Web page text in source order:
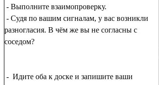
- Выполните взаимопроверку.
- Судя по вашим сигналам, у вас возникли
разногласия. В чём же вы не согласны с
соседом?
- Идите оба к доске и запишите ваши